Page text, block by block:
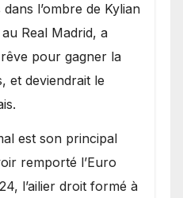
l’ombre de Kylian
Real Madrid, a
pour gagner la
et deviendrait le
est son principal
remporté l’Euro
l’ailier droit formé à